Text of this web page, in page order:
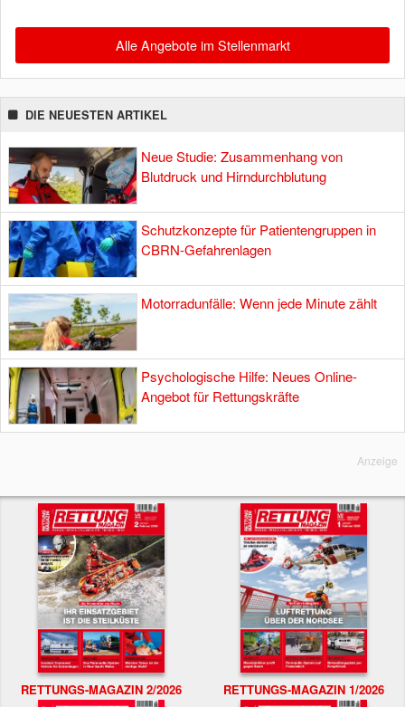
Alle Angebote im Stellenmarkt
DIE NEUESTEN ARTIKEL
Neue Studie: Zusammenhang von
Blutdruck und Hirndurchblutung
Schutzkonzepte für Patientengruppen in
CBRN-Gefahrenlagen
Motorradunfälle: Wenn jede Minute zählt
Psychologische Hilfe: Neues Online-
Angebot für Rettungskräfte
Anzeige
RETTUNGS-MAGAZIN 2/2026 RETTUNGS-MAGAZIN 1/2026